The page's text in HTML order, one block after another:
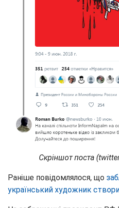
Скріншот поста
Раніше повідомлялося, що
український художник